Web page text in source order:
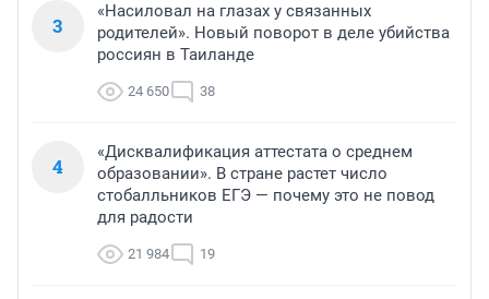
3
«Насиловал на глазах у связанных
родителей». Новый поворот в деле убийства
россиян в Таиланде
24 650 38
4
«Дисквалификация аттестата о среднем
образовании». В стране растет число
стобалльников ЕГЭ — почему это не повод
для радости
21 984 19